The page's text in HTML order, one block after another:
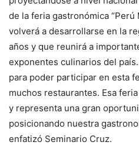
de la feria gastronómica “Perú
volverá a desarrollarse en la
años y que reunirá a
exponentes culinarios del
para poder participar en esta
muchos restaurantes. Esa
y representa una gran
posicionando nuestra
enfatizó Seminario Cruz.